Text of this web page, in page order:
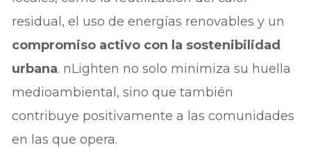
residual, el uso de energías renovables y un
compromiso activo con la sostenibilidad
urbana. nLighten no solo minimiza su huella
medioambiental, sino que también
contribuye positivamente a las comunidades
en las que opera.